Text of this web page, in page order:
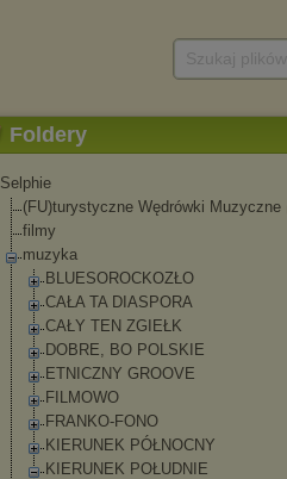
Foldery
Selphie
(FU)turystyczne Wędrówki Muzyczne
filmy
muzyka
BLUESOROCKOZŁO
CAŁA TA DIASPORA
CAŁY TEN ZGIEŁK
DOBRE, BO POLSKIE
ETNICZNY GROOVE
FILMOWO
FRANKO-FONO
KIERUNEK PÓŁNOCNY
KIERUNEK POŁUDNIE